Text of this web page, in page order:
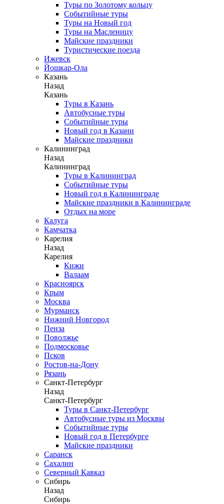
Туры по Золотому кольцу
Событийные туры
Туры на Новый год
Туры на Масленицу
Майские праздники
Туристические поезда
Ижевск
Йошкар-Ола
Казань
Назад
Казань
Туры в Казань
Автобусные туры
Событийные туры
Новый год в Казани
Майские праздники
Калининград
Назад
Калининград
Туры в Калининград
Событийные туры
Новый год в Калининграде
Майские праздники в Калининграде
Отдых на море
Калуга
Камчатка
Карелия
Назад
Карелия
Кижи
Валаам
Красноярск
Крым
Москва
Мурманск
Нижний Новгород
Пенза
Поволжье
Подмосковье
Псков
Ростов-на-Дону
Рязань
Санкт-Петербург
Назад
Санкт-Петербург
Туры в Санкт-Петербург
Автобусные туры из Москвы
Событийные туры
Новый год в Петербурге
Майские праздники
Саранск
Сахалин
Северный Кавказ
Сибирь
Назад
Сибирь